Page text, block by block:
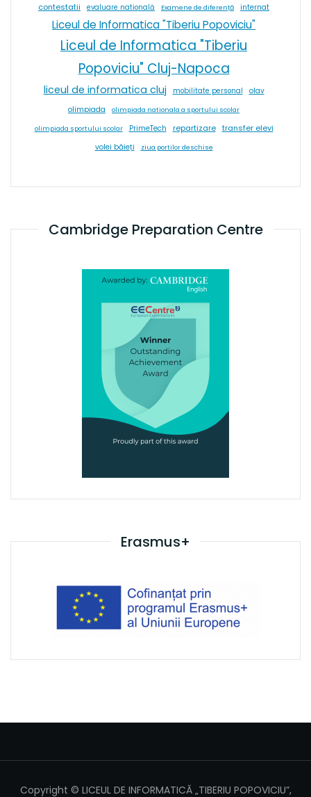
contestatii evaluare natională Examene de diferență internat
Liceul de Informatica "Tiberiu Popoviciu"
Liceul de Informatica "Tiberiu
Popoviciu" Cluj-Napoca
liceul de informatica cluj mobilitate personal
olav
olimpiada
olimpiada nationala a sportului scolar
olimpiada sportului scolar PrimeTech repartizare transfer elevi
volei băieți ziua portilor deschise
Cambridge Preparation Centre
Erasmus+
Copyright © LICEUL DE INFORMATICĂ „TIBERIU POPOVICIU”,